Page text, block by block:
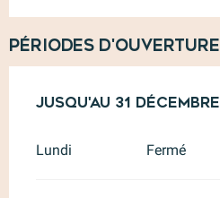
Périodes d'ouverture
Du2 janvier 2026au
Jusqu'au 31
Lundi Fermé